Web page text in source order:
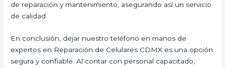
de reparación y mantenimiento, asegurando así un servicio
de calidad.
En conclusión, dejar nuestro teléfono en manos de
expertos en Reparación de Celulares CDMX es una opción
segura y confiable. Al contar con personal capacitado,